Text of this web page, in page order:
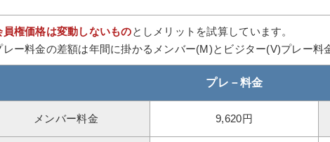
員権価格は変動しないものとしメリットを試算しています。
ー料金の差額は年間に掛かるメンバー(M)とビジター(V)プレー料
プレ－料金
メンバー料金 9,620円